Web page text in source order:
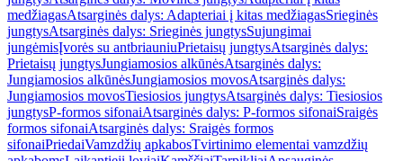
medžiagasAtsarginės dalys: Adapteriai į kitas medžiagasSrieginės
jungtysAtsarginės dalys: Srieginės jungtysSujungimai
jungėmisĮvorės su antbriauniuPrietaisų jungtysAtsarginės dalys:
Prietaisų jungtysJungiamosios alkūnėsAtsarginės dalys:
Jungiamosios alkūnėsJungiamosios movosAtsarginės dalys:
Jungiamosios movosTiesiosios jungtysAtsarginės dalys: Tiesiosios
jungtysP-formos sifonaiAtsarginės dalys: P-formos sifonaiSraigės
formos sifonaiAtsarginės dalys: Sraigės formos
sifonaiPriedaiVamzdžių apkabosTvirtinimo elementai vamzdžių